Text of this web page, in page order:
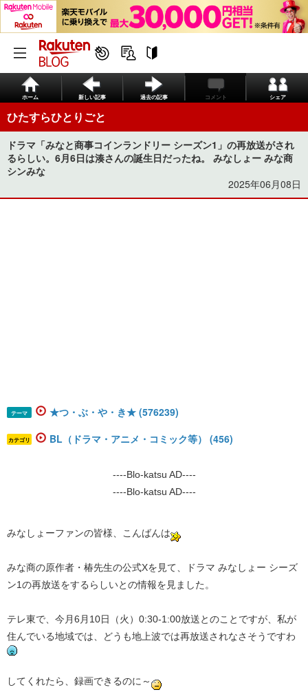
ホーム 新しい記事 過去の記事 コメント シェア
ひたすらひとりごと
ドラマ「みなと商事コインランドリー シーズン1」の再放送がされ
るらしい。6月6日は湊さんの誕生日だったね。 みなしょー みな商
シンみな
2025年06月08日
テーマ ★つ・ぶ・や・き★ (576239)
カテゴリ BL（ドラマ・アニメ・コミック等） (456)
----Blo-katsu AD----
----Blo-katsu AD----
みなしょーファンの皆様、こんばんは
みな商の原作者・椿先生の公式Xを見て、ドラマ みなしょー シーズ
ン1の再放送をするらしいとの情報を見ました。
テレ東で、今月6月10日（火）0:30-1:00放送とのことですが、私が
住んでいる地域では、どうも地上波では再放送されなさそうですわ
してくれたら、録画できるのに～